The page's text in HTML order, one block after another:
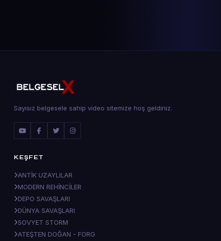
Sayısız belgesele sahip video sitemize hoş geldiniz.
KEŞFET
ANTİK UZAYLILAR
MODERN REHİNCİLER
DEPO SAVAŞLARI
DÜNYA SAVAŞLARI
SOVYET STORM
ATEŞTEN DOĞAN - FORG